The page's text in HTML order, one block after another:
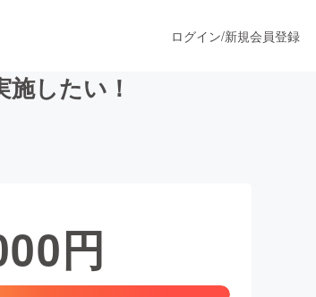
ファッション
ログイン/新規会員登録
したい！
円